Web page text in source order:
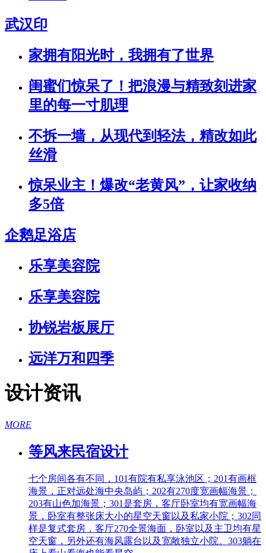
武汉印
家拥有阳光时，我拥有了世界
闺蜜们惊呆了！把浪漫与精致刻进家
里的每一寸肌理
不拆一墙，从现代到轻法，精改如此
丝滑
惊呆业主！爆改“老黄风”，让家收纳
多5倍
企鹅足浴店
乐享美容院
乐享美容院
协锐岩板展厅
远洋万和四季
设计资讯
MORE
等风来民宿设计
七个房间各有不同，101有院有私享泳池区；201有画框
海景，正对远处海中央岛屿；202有270度宽画幅海景；
203有山色加海景；301是套房，客厅卧室均有宽画幅海
景，卧室有整张床大小的星空天窗以及私家小院；302同
样是复式套房，客厅270全景海面，卧室以及主卫均有星
空天窗，另外还有海风露台以及宽敞独立小院。303躺在